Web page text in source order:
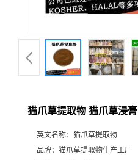
猫爪草提取物 猫爪草浸膏
英文名称： 猫爪草提取物
品牌： 猫爪草提取物生产工厂